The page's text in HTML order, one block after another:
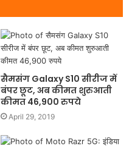
सैमसंग Galaxy S10 सीरीज में
बंपर छूट, अब कीमत शुरुआती
कीमत 46,900 रुपये
April 29, 2019